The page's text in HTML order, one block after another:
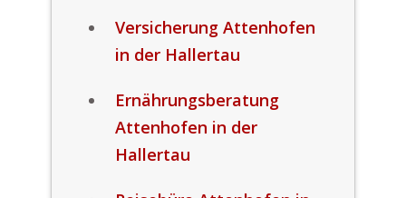
Versicherung Attenhofen
in der Hallertau
Ernährungsberatung
Attenhofen in der
Hallertau